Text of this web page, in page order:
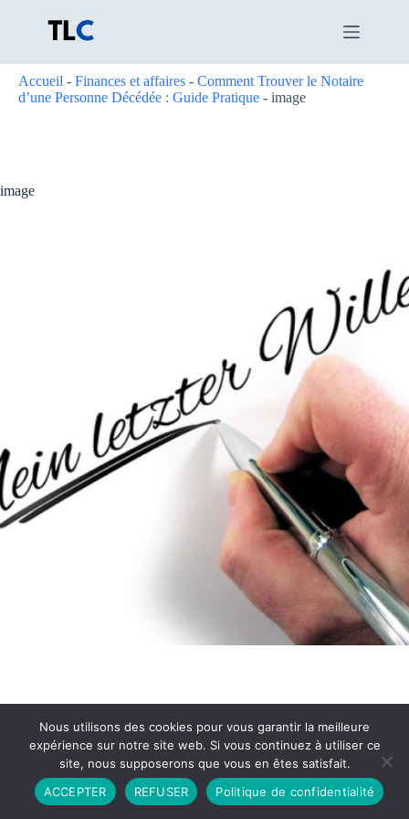
Accueil - Finances et affaires - Comment Trouver le Notaire
d’une Personne Décédée : Guide Pratique - image
image
Partenariat Contact
Politique de Confidentialité
CGU
Copyright © 2026 - Propulsé par DIEUDUDIABLE
Nous utilisons des cookies pour vous garantir la meilleure
expérience sur notre site web. Si vous continuez à utiliser ce
site, nous supposerons que vous en êtes satisfait.
ACCEPTER
REFUSER Politique de confidentialité